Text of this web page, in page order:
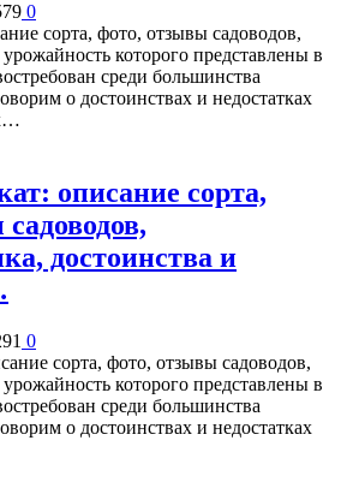
0
сорта, фото, отзывы садоводов,
урожайность которого представлены в
среди большинства
о достоинствах и недостатках
описание сорта,
достоинства и
0
сорта, фото, отзывы садоводов,
урожайность которого представлены в
среди большинства
о достоинствах и недостатках